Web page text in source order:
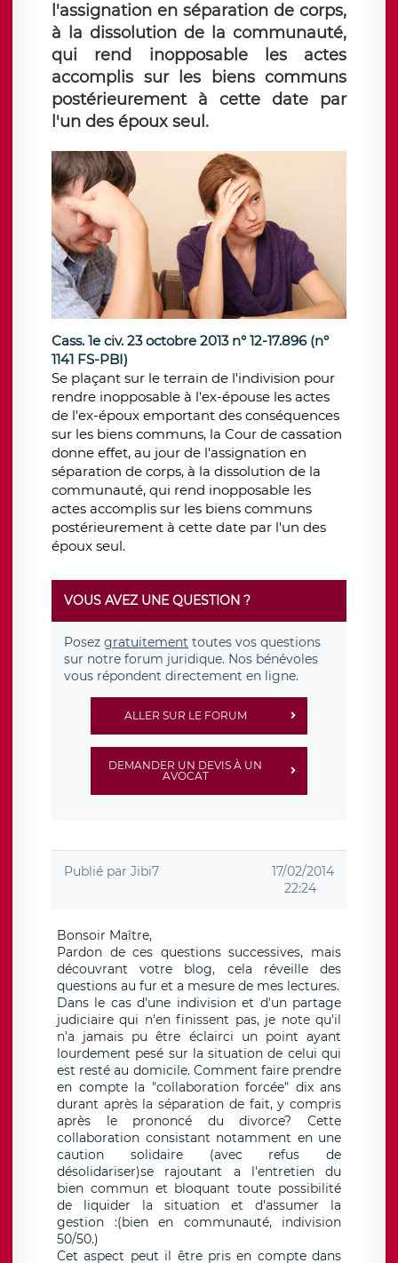
l'assignation en séparation de corps,
à la dissolution de la communauté,
qui rend inopposable les actes
accomplis sur les biens communs
postérieurement à cette date par
l'un des époux seul.
Cass. 1e civ. 23 octobre 2013 n° 12-17.896 (n°
1141 FS-PBI)
Se plaçant sur le terrain de l'indivision pour
rendre inopposable à l'ex-épouse les actes
de l'ex-époux emportant des conséquences
sur les biens communs, la Cour de cassation
donne effet, au jour de l'assignation en
séparation de corps, à la dissolution de la
communauté, qui rend inopposable les
actes accomplis sur les biens communs
postérieurement à cette date par l'un des
époux seul.
VOUS AVEZ UNE QUESTION ?
Posez gratuitement toutes vos questions
sur notre forum juridique. Nos bénévoles
vous répondent directement en ligne.
ALLER SUR LE FORUM
DEMANDER UN DEVIS À UN
AVOCAT
Publié par Jibi7
17/02/2014
22:24
Bonsoir Maître,
Pardon de ces questions successives, mais
découvrant votre blog, cela réveille des
questions au fur et a mesure de mes lectures.
Dans le cas d'une indivision et d'un partage
judiciaire qui n'en finissent pas, je note qu'il
n'a jamais pu être éclairci un point ayant
lourdement pesé sur la situation de celui qui
est resté au domicile. Comment faire prendre
en compte la "collaboration forcée" dix ans
durant après la séparation de fait, y compris
après le prononcé du divorce? Cette
collaboration consistant notamment en une
caution solidaire (avec refus de
désolidariser)se rajoutant a l'entretien du
bien commun et bloquant toute possibilité
de liquider la situation et d'assumer la
gestion :(bien en communauté, indivision
50/50.)
Cet aspect peut il être pris en compte dans